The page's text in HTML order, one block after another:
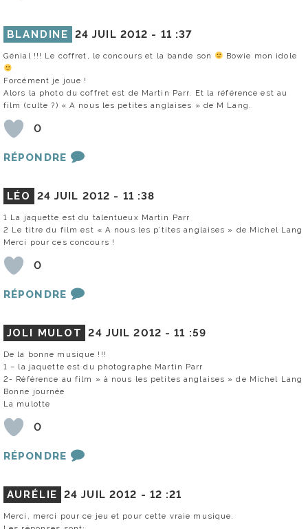
BLANDINE 24 JUIL 2012 - 11 :37
Génial !!! Le coffret, le concours et la bande son Bowie mon idole
Forcément je joue !
Alors la photo du coffret est de Martin Parr. Et la référence est au
film (culte ?) « A nous les petites anglaises » de M Lang.
0
RÉPONDRE
LÉO 24 JUIL 2012 - 11 :38
1 La jaquette est du talentueux Martin Parr
2 Le titre du film est « A nous les p’tites anglaises » de Michel Lang
Merci pour ces concours !
0
RÉPONDRE
JOLI MULOT 24 JUIL 2012 -11 :59
De la bonne musique !!!
1 – la jaquette est du photographe Martin Parr
2- Référence au film » à nous les petites anglaises » de Michel Lang
Bonne journée
La mulotte
0
RÉPONDRE
AURÉLIE 24 JUIL 2012 - 12 :21
Merci, merci pour ce jeu et pour cette vraie musique.